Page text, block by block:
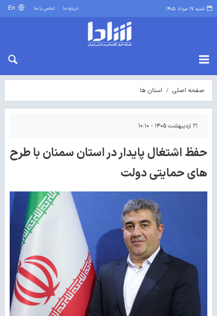
شنبه ۱۷ مرداد ۱۴۰۵ درباره ما تماس با ما
صفحه اصلی استان ها
۲۱ اردیبهشت ۱۴۰۵ - ۱۰:۱۰
حفظ اشتغال پایدار در استان سمنان با طرح
های حمایتی دولت